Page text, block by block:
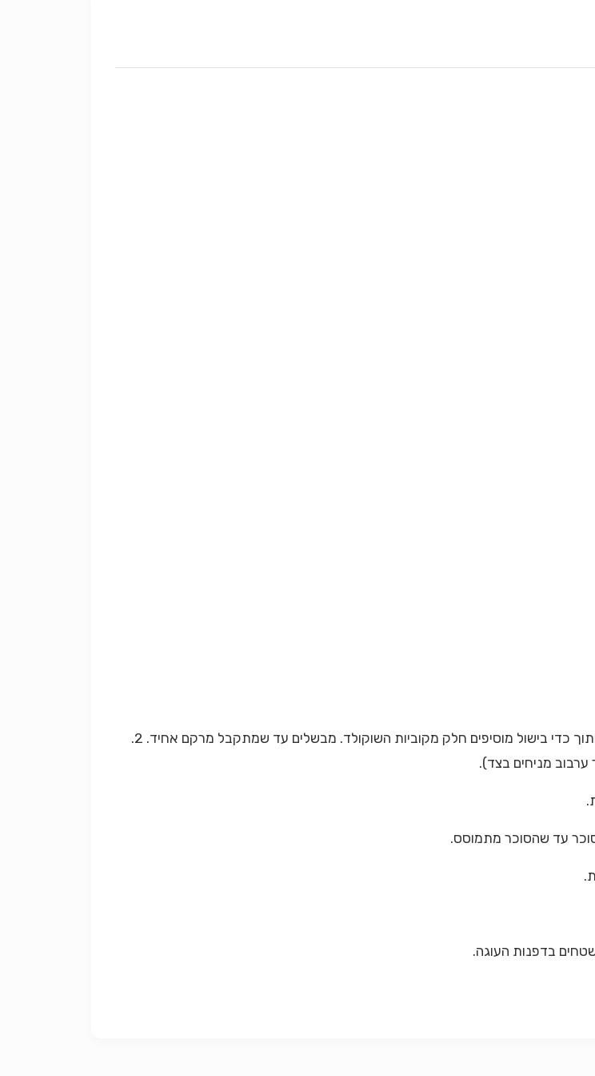
1. לוקחים סיר קטן ויוצקים אליו את השמנת. מבשלים על אש נמוכה ותוך כדי בישול מוסיפים חלק מקוביות השוקולד. מבשלים עד שמתקבל מרקם אחיד. 2.
מניחים בצד).